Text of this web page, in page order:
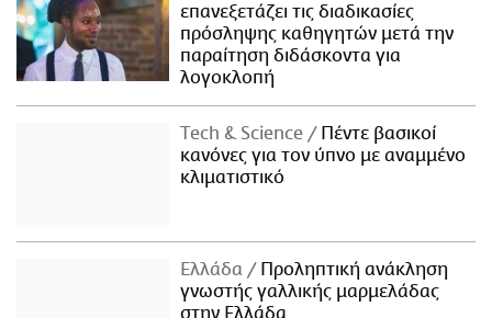
επανεξετάζει τις διαδικασίες
πρόσληψης καθηγητών μετά την
παραίτηση διδάσκοντα για
λογοκλοπή
Τech & Science
Πέντε βασικοί
κανόνες για τον ύπνο με αναμμένο
κλιματιστικό
Ελλάδα
Προληπτική ανάκληση
γνωστής γαλλικής μαρμελάδας
στην Ελλάδα